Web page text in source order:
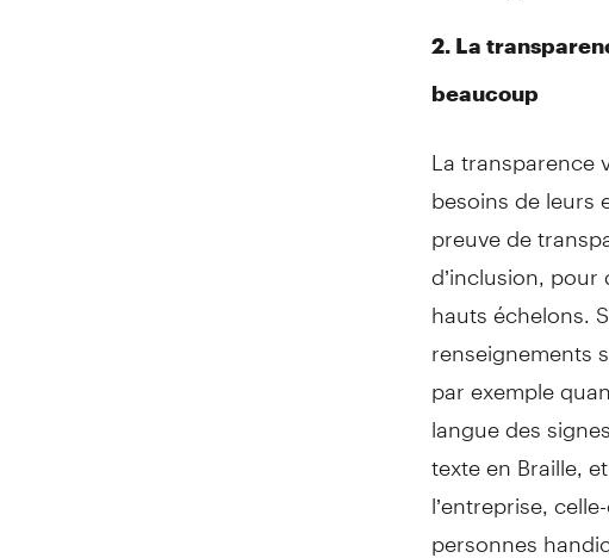
2. La
beaucoup
La transparence
besoins de leurs
preuve de
d’inclusion,
hauts échelons.
renseignements
par exemple
langue des
texte en Braille,
l’entreprise,
personnes